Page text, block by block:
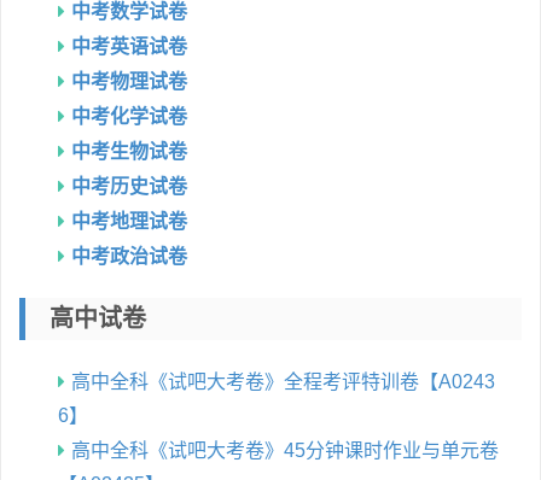
中考数学试卷
中考英语试卷
中考物理试卷
中考化学试卷
中考生物试卷
中考历史试卷
中考地理试卷
中考政治试卷
高中试卷
高中全科《试吧大考卷》全程考评特训卷【A0243
6】
高中全科《试吧大考卷》45分钟课时作业与单元卷